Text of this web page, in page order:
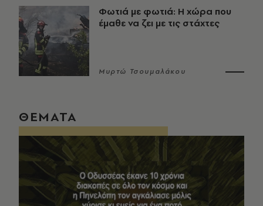
Φωτιά με φωτιά: Η χώρα που
έμαθε να ζει με τις στάχτες
Μυρτώ Τσουμαλάκου
ΘΕΜΑΤΑ